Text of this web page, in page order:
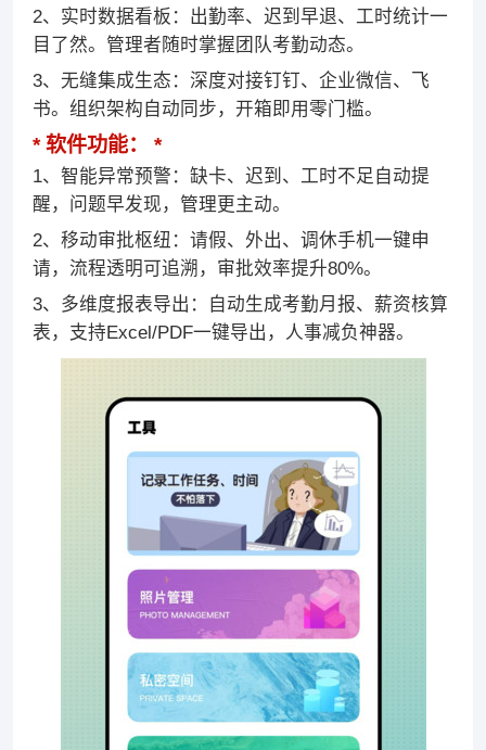
2、实时数据看板：出勤率、迟到早退、工时统计一
目了然。管理者随时掌握团队考勤动态。
3、无缝集成生态：深度对接钉钉、企业微信、飞
书。组织架构自动同步，开箱即用零门槛。
软件功能：
1、智能异常预警：缺卡、迟到、工时不足自动提
醒，问题早发现，管理更主动。
2、移动审批枢纽：请假、外出、调休手机一键申
请，流程透明可追溯，审批效率提升80%。
3、多维度报表导出：自动生成考勤月报、薪资核算
表，支持Excel/PDF一键导出，人事减负神器。